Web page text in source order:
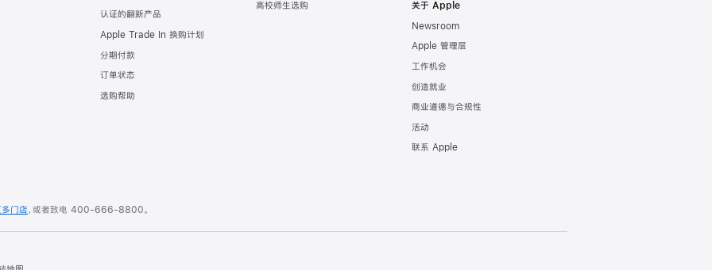
认证的翻新产品
Apple Trade In 换购计划
分期付款
订单状态
选购帮助
高校师生选购 关于 Apple
Newsroom
Apple 管理层
工作机会
创造就业
商业道德与合规性
活动
联系 Apple
多门店，或者致电 400-666-8800。